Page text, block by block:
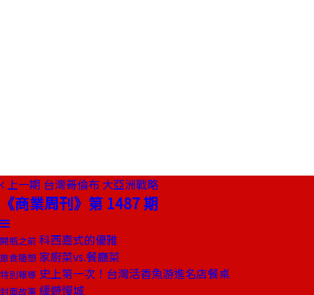
上一期 台灣哥倫布 大亞洲戰略
《商業周刊》第 1487 期
開瓶之前 科西嘉式的優雅
旅食隨想 家廚菜vs.餐廳菜
特別報導 史上第一次！台灣活香魚游進名店餐桌
封面故事 緩遊慢城